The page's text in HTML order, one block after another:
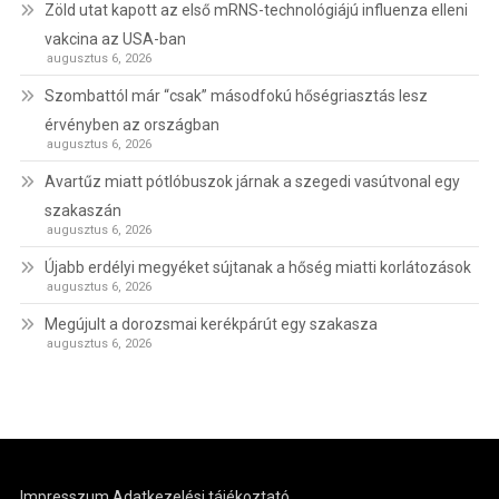
Zöld utat kapott az első mRNS-technológiájú influenza elleni
vakcina az USA-ban
augusztus 6, 2026
Szombattól már “csak” másodfokú hőségriasztás lesz
érvényben az országban
augusztus 6, 2026
Avartűz miatt pótlóbuszok járnak a szegedi vasútvonal egy
szakaszán
augusztus 6, 2026
Újabb erdélyi megyéket sújtanak a hőség miatti korlátozások
augusztus 6, 2026
Megújult a dorozsmai kerékpárút egy szakasza
augusztus 6, 2026